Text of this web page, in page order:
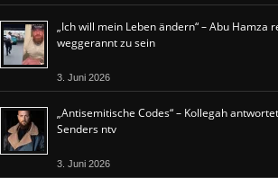
„Ich will mein Leben ändern“ – Abu Hamza
weggerannt zu sein
3. Juni 2026
„Antisemitische Codes“ – Kollegah
Senders ntv
3. Juni 2026